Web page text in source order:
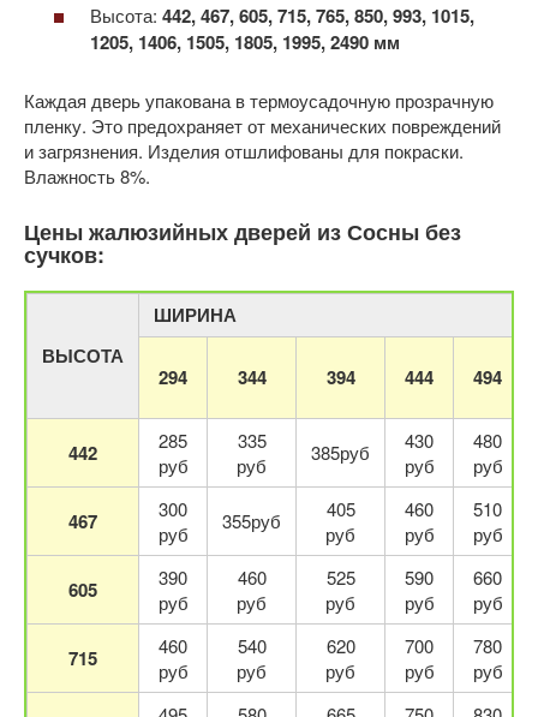
Высота: 442, 467, 605, 715, 765, 850, 993, 1015,
1205, 1406, 1505, 1805, 1995, 2490 мм
Каждая дверь упакована в термоусадочную прозрачную
пленку. Это предохраняет от механических повреждений
и загрязнения. Изделия отшлифованы для покраски.
Влажность 8%.
Цены жалюзийных дверей из Сосны без
сучков:
ВЫСОТА
ШИРИНА
294 344 394 444 494
442
285
руб
335
руб
385руб
430
руб
480
руб
467
300
руб
355руб
405
руб
460
руб
510
руб
605
390
руб
460
руб
525
руб
590
руб
660
руб
715
460
руб
540
руб
620
руб
700
руб
780
руб